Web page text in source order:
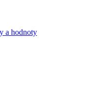
a hodnoty